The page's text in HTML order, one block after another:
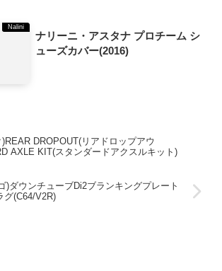
Nalini
ナリーニ・アスタナ プロチーム シ
ューズカバー(2016)
)REAR DROPOUT(リアドロップアウ
AXLE KIT(スタンダードアクスルキット)
)ダウンチューブDi2ブランキングプレート
グ(C64/V2R)